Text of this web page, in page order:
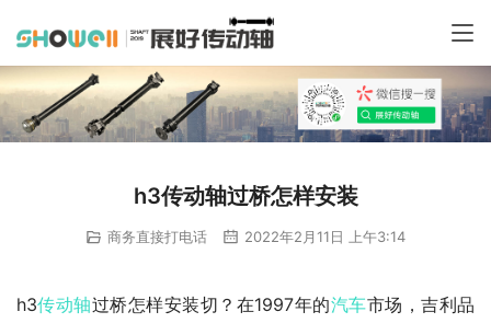
h3传动轴过桥怎样安装
商务直接打电话 2022年2月11日 上午3:14
h3传动轴过桥怎样安装切？在1997年的汽车市场，吉利品